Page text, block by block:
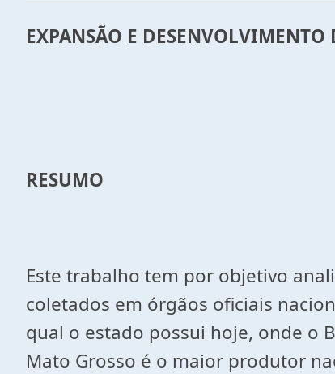
EXPANSÃO E
Abel
RESUMO
Este trabalho tem por objetivo
coletados em órgãos oficiais
qual o estado possui hoje, onde o
Mato Grosso é o maior produtor